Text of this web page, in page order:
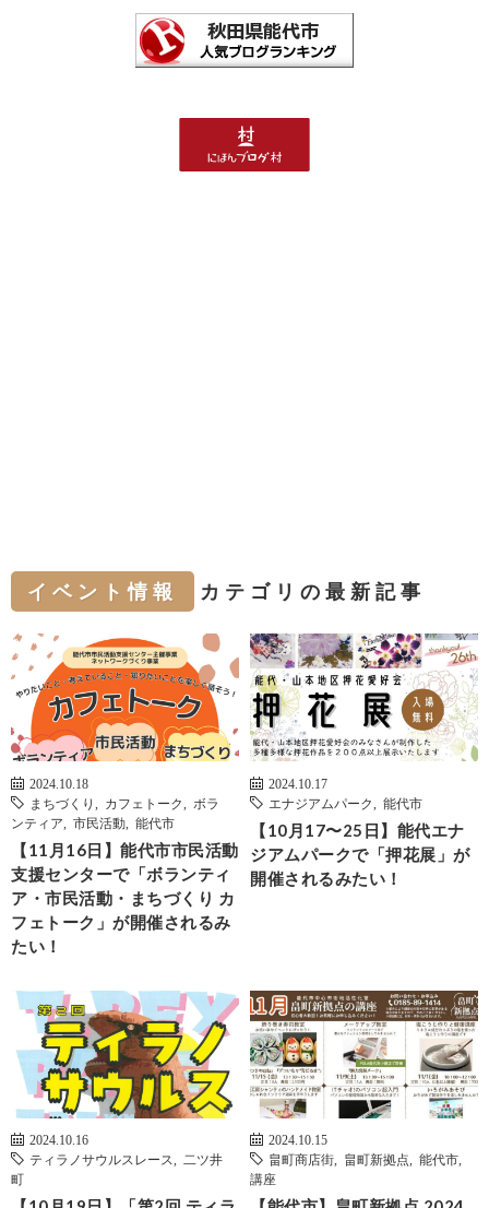
イベント情報 カテゴリの最新記事
2024.10.18
まちづくり
カフェトーク
ボラ
ンティア
市民活動 能代市
【11月16日】能代市市民活動
支援センターで「ボランティ
ア・市民活動・まちづくり カ
フェトーク」が開催されるみ
たい！
2024.10.17
エナジアムパーク
能代市
【10月17〜25日】能代エナ
ジアムパークで「押花展」が
開催されるみたい！
2024.10.16
ティラノサウルスレース
二ツ井
町
2024.10.15
畠町商店街
畠町新拠点 能代市
講座